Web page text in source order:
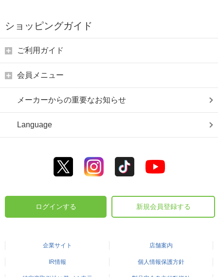
ショッピングガイド
ご利用ガイド
会員メニュー
メーカーからの重要なお知らせ
Language
ログインする 新規会員登録する
企業サイト 店舗案内
IR情報 個人情報保護方針